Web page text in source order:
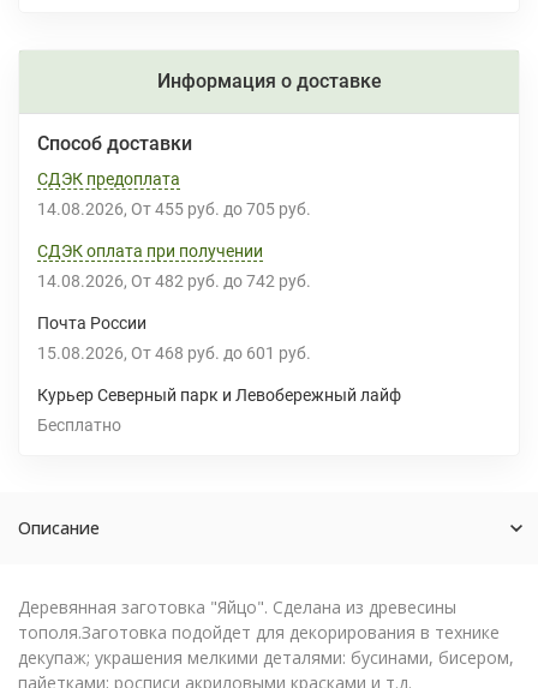
Информация о доставке
Способ доставки
СДЭК предоплата
14.08.2026 От 455 руб. до 705 руб.
СДЭК оплата при получении
14.08.2026 От 482 руб. до 742 руб.
Почта России
15.08.2026 От 468 руб. до 601 руб.
Курьер Северный парк и Левобережный лайф
Бесплатно
Описание
Деревянная заготовка "Яйцо". Сделана из древесины
тополя.Заготовка подойдет для декорирования в технике
декупаж; украшения мелкими деталями: бусинами, бисером,
пайетками; росписи акриловыми красками и т.д.